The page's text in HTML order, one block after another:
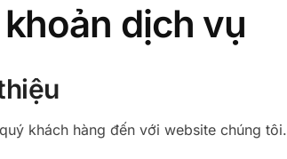
dịch vụ
khách hàng đến với website chúng tôi.